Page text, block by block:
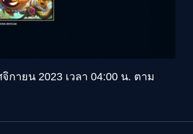
กายน 2023 เวลา 04:00 น. ตาม